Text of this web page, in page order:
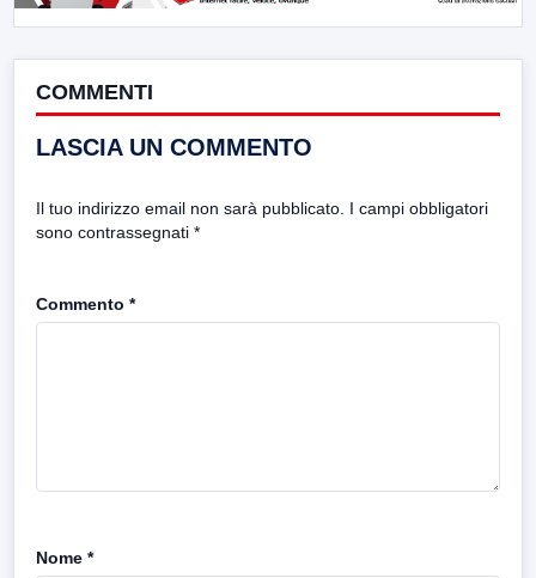
COMMENTI
LASCIA UN COMMENTO
Il tuo indirizzo email non sarà pubblicato. I campi obbligatori
sono contrassegnati *
Commento *
Nome *